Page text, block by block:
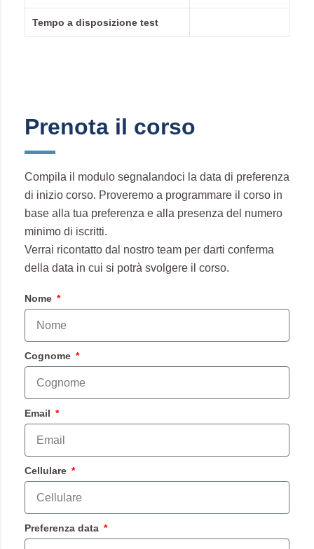
Tempo a disposizione test
Prenota il corso
Compila il modulo segnalandoci la data di preferenza
di inizio corso. Proveremo a programmare il corso in
base alla tua preferenza e alla presenza del numero
minimo di iscritti.
Verrai ricontatto dal nostro team per darti conferma
della data in cui si potrà svolgere il corso.
Nome
Cognome
Email
Cellulare
Preferenza data